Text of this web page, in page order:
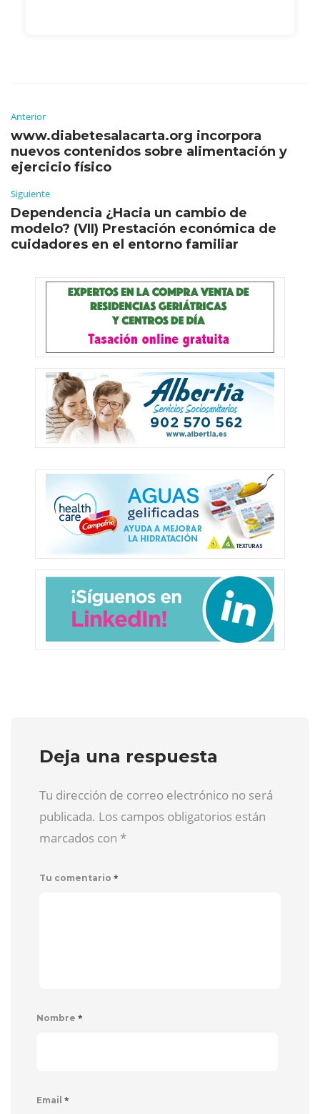
Anterior
www.diabetesalacarta.org incorpora
nuevos contenidos sobre alimentación y
ejercicio físico
Siguiente
Dependencia ¿Hacia un cambio de
modelo? (VII) Prestación económica de
cuidadores en el entorno familiar
Deja una respuesta
Tu dirección de correo electrónico no será
publicada. Los campos obligatorios están
marcados con *
Tu comentario *
Nombre *
Email *